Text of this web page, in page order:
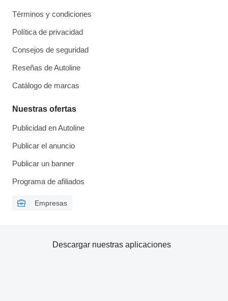
Términos y condiciones
Política de privacidad
Consejos de seguridad
Reseñas de Autoline
Catálogo de marcas
Nuestras ofertas
Publicidad en Autoline
Publicar el anuncio
Publicar un banner
Programa de afiliados
Empresas
Descargar nuestras aplicaciones